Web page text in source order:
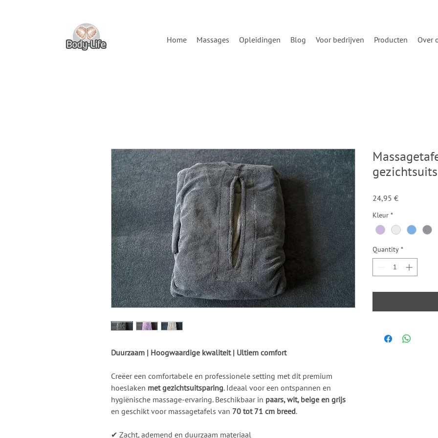
Home Massages Opleidingen Blog Voor bedrijven Producten Over
Duurzaam | Hoogwaardige kwaliteit | Ultiem comfort
Creëer een comfortabele en professionele setting met dit premium
hoeslaken met gezichtsuitsparing. Ideaal voor een ontspannen en
hygiënische massage-ervaring. Beschikbaar in paars, wit, beige en grijs
en geschikt voor massagetafels van 70 tot 71 cm breed.
✔ Zacht, ademend en duurzaam materiaal
24,95 €
Kleur *
Quantity *